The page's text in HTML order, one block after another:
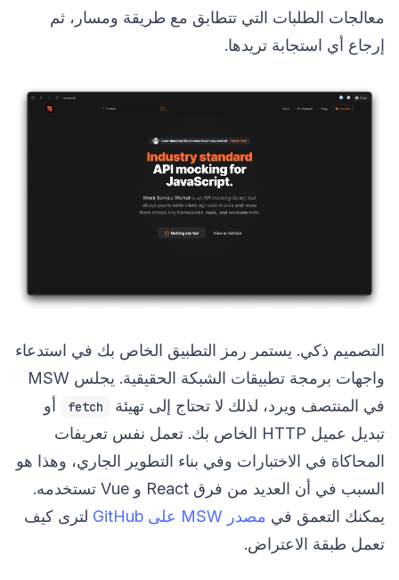
معالجات الطلبات التي تتطابق مع طريقة ومسار، ثم
إرجاع أي استجابة تريدها.
التصميم ذكي. يستمر رمز التطبيق الخاص بك في استدعاء
واجهات برمجة تطبيقات الشبكة الحقيقية. يجلس MSW
في المنتصف ويرد، لذلك لا تحتاج إلى تهيئة
fetch
أو
تبديل عميل HTTP الخاص بك. تعمل نفس تعريفات
المحاكاة في الاختبارات وفي بناء التطوير الجاري، وهذا هو
السبب في أن العديد من فرق React و Vue تستخدمه.
يمكنك التعمق في مصدر MSW على GitHub
لترى كيف
تعمل طبقة الاعتراض.